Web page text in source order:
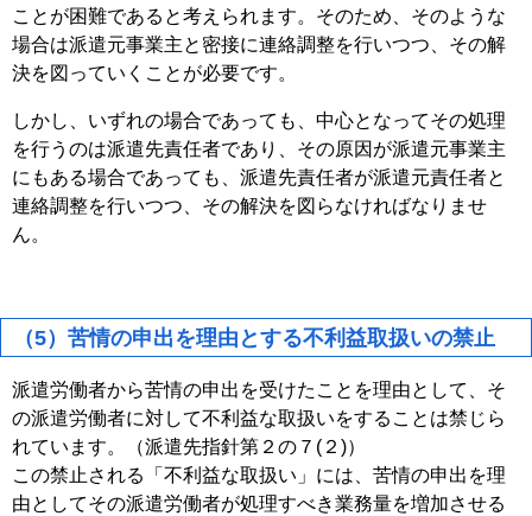
ことが困難であると考えられます。そのため、そのような
場合は派遣元事業主と密接に連絡調整を行いつつ、その解
決を図っていくことが必要です。
しかし、いずれの場合であっても、中心となってその処理
を行うのは派遣先責任者であり、その原因が派遣元事業主
にもある場合であっても、派遣先責任者が派遣元責任者と
連絡調整を行いつつ、その解決を図らなければなりませ
ん。
（5）苦情の申出を理由とする不利益取扱いの禁止
派遣労働者から苦情の申出を受けたことを理由として、そ
の派遣労働者に対して不利益な取扱いをすることは禁じら
れています。（派遣先指針第２の７(２)）
この禁止される「不利益な取扱い」には、苦情の申出を理
由としてその派遣労働者が処理すべき業務量を増加させる